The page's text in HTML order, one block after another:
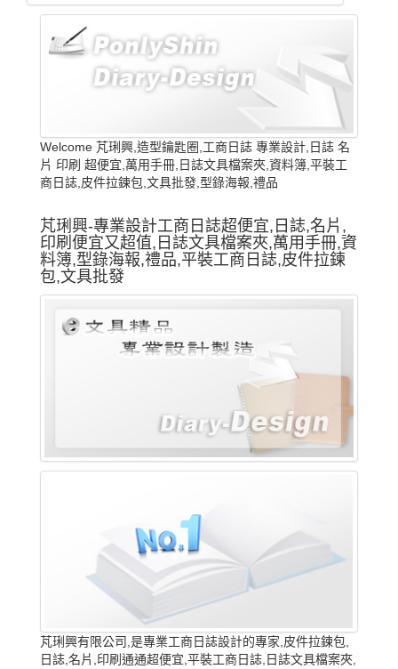
Welcome 芃琍興,造型鑰匙圈,工商日誌 專業設計,日誌 名
片 印刷 超便宜,萬用手冊,日誌文具檔案夾,資料簿,平裝工
商日誌,皮件拉鍊包,文具批發,型錄海報,禮品
芃琍興-專業設計工商日誌超便宜,日誌,名片,
印刷便宜又超值,日誌文具檔案夾,萬用手冊,資
料簿,型錄海報,禮品,平裝工商日誌,皮件拉鍊
包,文具批發
芃琍興有限公司,是專業工商日誌設計的專家,皮件拉鍊包,
日誌,名片,印刷通通超便宜,平裝工商日誌,日誌文具檔案夾,